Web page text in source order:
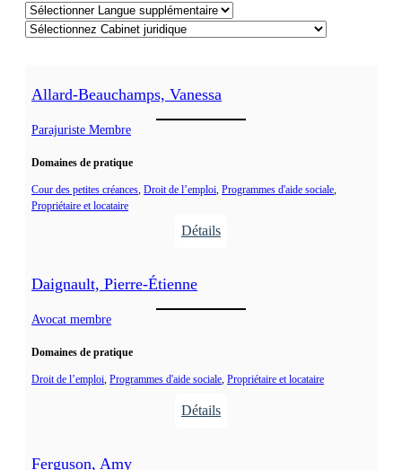
c
h
Langues supplémentaire
Allard-Beauchamps, Vanessa
Parajuriste Membre
Domaines de pratique
Cour des petites créances, Droit de l’emploi, Programmes d'aide sociale
Propriétaire et locataire
Détails
d
Daignault, Pierre-Étienne
Avocat membre
Domaines de pratique
Droit de l’emploi, Programmes d'aide sociale, Propriétaire et locataire
Détails
Ferguson, Amy